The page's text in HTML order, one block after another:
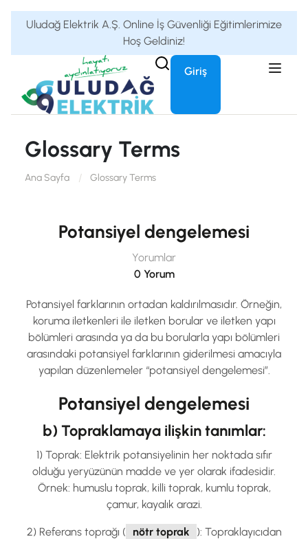
Uludağ Elektrik A.Ş. Online İş Güvenliği Eğitimlerimize
Hoş Geldiniz!
Giriş
Glossary Terms
Ana Sayfa Glossary Terms
Potansiyel dengelemesi
Yorumlar
0 Yorum
Potansiyel farklarının ortadan kaldırılmasıdır. Örneğin,
koruma iletkenleri ile iletken borular ve iletken yapı
bölümleri arasında ya da bu borularla yapı bölümleri
arasındaki potansiyel farklarının giderilmesi amacıyla
yapılan düzenlemeler “potansiyel dengelemesi”.
Potansiyel dengelemesi
b) Topraklamaya ilişkin tanımlar:
1) Toprak: Elektrik potansiyelinin her noktada sıfır
olduğu yeryüzünün madde ve yer olarak ifadesidir.
Örnek: humuslu toprak, killi toprak, kumlu toprak,
çamur, kayalık arazi.
2) Referans toprağı ( nötr toprak
): Topraklayıcıdan